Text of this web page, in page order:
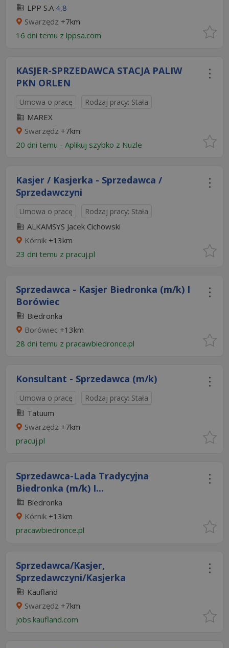
LPP S.A 4,8
Swarzędz +7km
16 dni temu z lppsa.com
KASJER-SPRZEDAWCA STACJA PALIW
PKN ORLEN
Umowa o pracę Rodzaj pracy: Stała
MAREX
Swarzędz +7km
20 dni temu - Aplikuj szybko z Nuzle
Kasjer / Kasjerka - Sprzedawca /
Sprzedawczyni
Umowa o pracę Rodzaj pracy: Stała
ALKAMSYS Jacek Cichowski
Kórnik +13km
23 dni temu z pracuj.pl
Sprzedawca - Kasjer Biedronka (m/k) I
Borówiec
Biedronka
Borówiec +13km
28 dni temu z pracawbiedronce.pl
Konsultant - Sprzedawca (m/k)
Umowa o pracę Rodzaj pracy: Stała
Tatuum
Swarzędz +7km
pracuj.pl
Sprzedawca-Lada Tradycyjna
Biedronka (m/k) I...
Biedronka
Kórnik +13km
pracawbiedronce.pl
Sprzedawca/Kasjer,
Sprzedawczyni/Kasjerka
Kaufland
Swarzędz +7km
jobs.kaufland.com